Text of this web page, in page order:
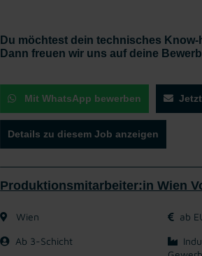
Du möchtest dein technisches
Dann freuen wir uns auf deine
Mit WhatsApp bewerben
Details zu diesem Job anzeigen
Produktionsmitarbeiter:in Wien
Wien ab
Ab 3-Schicht